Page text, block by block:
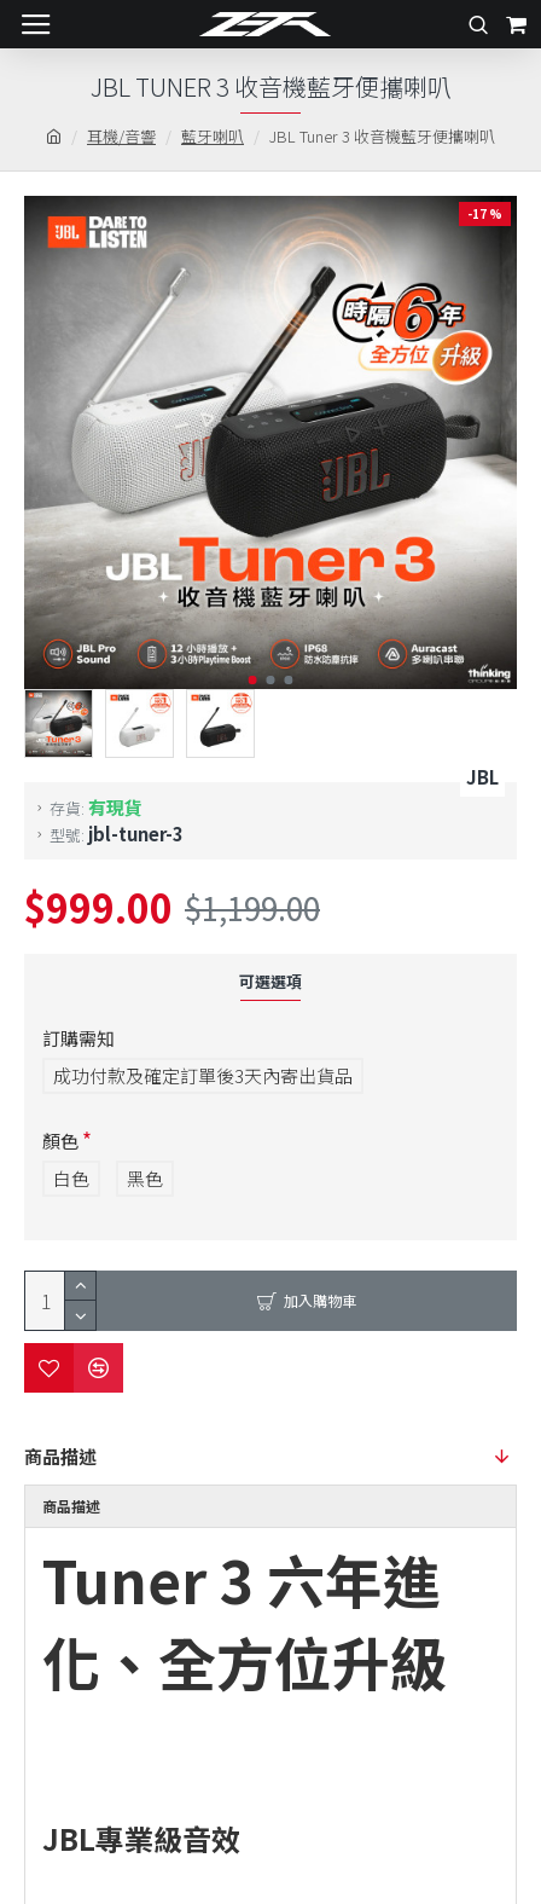
耳機/音響 藍牙喇叭 JBL Tuner 3 收音機藍牙便攜喇叭
JBL TUNER 3 收音機藍牙便攜喇叭
-17 %
存貨: 有現貨
型號: jbl-tuner-3
JBL
$999.00 $1,199.00
可選選項
訂購需知
成功付款及確定訂單後3天內寄出貨品
顏色
白色
黑色
加入購物車
商品描述
商品描述
Tuner 3 六年進
化、全方位升級
JBL專業級音效